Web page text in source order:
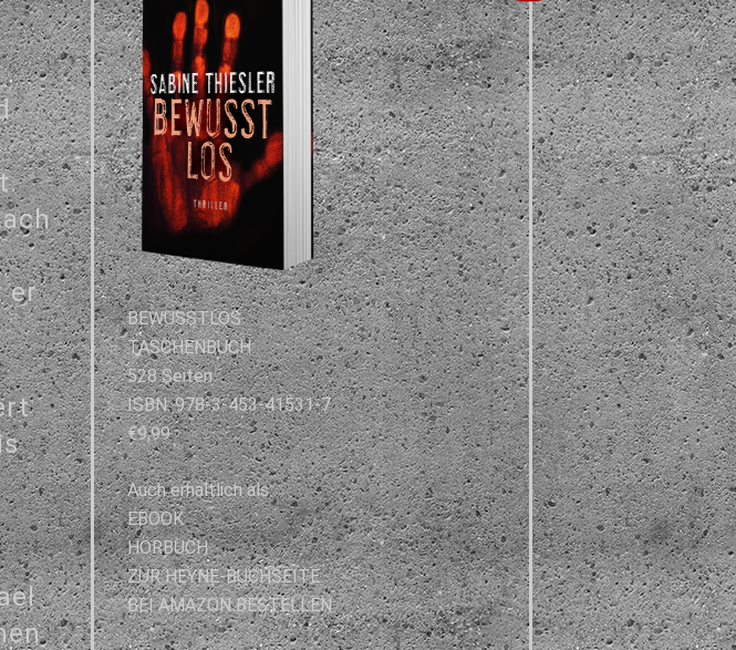
er
BEWUSSTLOS
TASCHENBUCH
528 Seiten
ISBN: 978-3-453-41531-7
€9,99
Auch erhältlich als:
EBOOK
HÖRBUCH
ZUR HEYNE-BUCHSEITE
BEI AMAZON BESTELLEN